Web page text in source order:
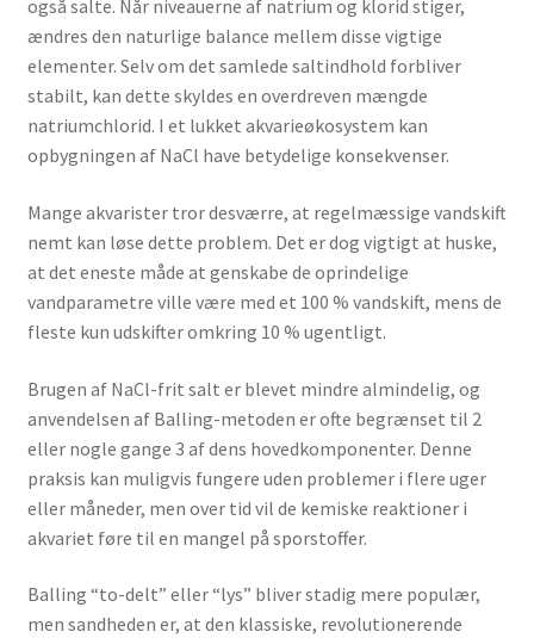
også salte. Når niveauerne af natrium og klorid stiger,
ændres den naturlige balance mellem disse vigtige
elementer. Selv om det samlede saltindhold forbliver
stabilt, kan dette skyldes en overdreven mængde
natriumchlorid. I et lukket akvarieøkosystem kan
opbygningen af NaCl have betydelige konsekvenser.
Mange akvarister tror desværre, at regelmæssige vandskift
nemt kan løse dette problem. Det er dog vigtigt at huske,
at det eneste måde at genskabe de oprindelige
vandparametre ville være med et 100 % vandskift, mens de
fleste kun udskifter omkring 10 % ugentligt.
Brugen af NaCl-frit salt er blevet mindre almindelig, og
anvendelsen af Balling-metoden er ofte begrænset til 2
eller nogle gange 3 af dens hovedkomponenter. Denne
praksis kan muligvis fungere uden problemer i flere uger
eller måneder, men over tid vil de kemiske reaktioner i
akvariet føre til en mangel på sporstoffer.
Balling “to-delt” eller “lys” bliver stadig mere populær,
men sandheden er, at den klassiske, revolutionerende